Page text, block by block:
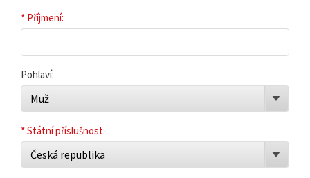
* Příjmení:
Pohlaví:
Muž
* Státní příslušnost:
Česká republika